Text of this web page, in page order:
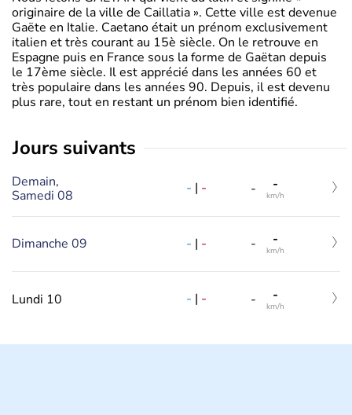
originaire de la ville de Caillatia ». Cette ville est devenue
Gaëte en Italie. Caetano était un prénom exclusivement
italien et très courant au 15è siècle. On le retrouve en
Espagne puis en France sous la forme de Gaëtan depuis
le 17ème siècle. Il est apprécié dans les années 60 et
très populaire dans les années 90. Depuis, il est devenu
plus rare, tout en restant un prénom bien identifié.
jours suivants
Demain,
Samedi 08
- | - - -
km/h
Dimanche 09 - | - - -
km/h
Lundi 10 - | - - -
km/h